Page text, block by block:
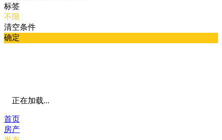
标签
不限
清空条件
确定
正在加载...
首页
房产